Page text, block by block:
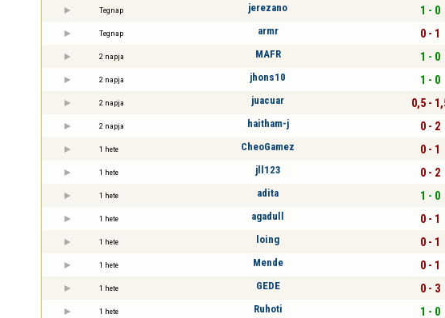
Tegnap jerezano 1 - 0
Tegnap armr 0 - 1
2 napja MAFR 1 - 0
2 napja jhons10 1 - 0
2 napja juacuar 0,5 -
2 napja haitham-j 0 - 2
1 hete CheoGamez 0 - 1
1 hete jll123 0 - 2
1 hete adita 1 - 0
1 hete agadull 0 - 1
1 hete loing 0 - 1
1 hete Mende 0 - 1
1 hete GEDE 0 - 3
1 hete Ruhoti 1 - 0